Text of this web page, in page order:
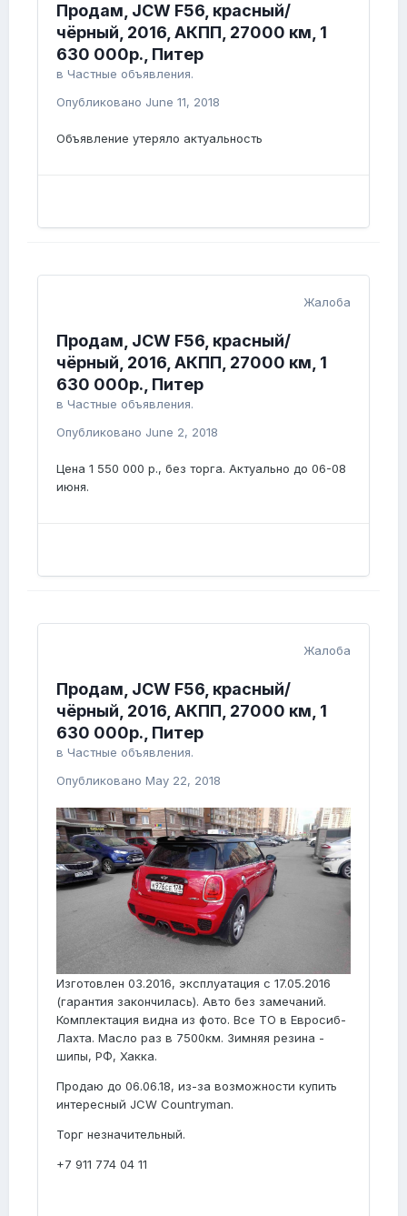
Продам, JCW F56, красный/
чёрный, 2016, АКПП, 27000 км, 1
630 000р., Питер
в Частные объявления.
Опубликовано June 11, 2018
Объявление утеряло актуальность
Жалоба
Продам, JCW F56, красный/
чёрный, 2016, АКПП, 27000 км, 1
630 000р., Питер
в Частные объявления.
Опубликовано June 2, 2018
Цена 1 550 000 р., без торга. Актуально до 06-08
июня.
Жалоба
Продам, JCW F56, красный/
чёрный, 2016, АКПП, 27000 км, 1
630 000р., Питер
в Частные объявления.
Опубликовано May 22, 2018
Изготовлен 03.2016, эксплуатация с 17.05.2016
(гарантия закончилась). Авто без замечаний.
Комплектация видна из фото. Все ТО в Евросиб-
Лахта. Масло раз в 7500км. Зимняя резина -
шипы, РФ, Хакка.
Продаю до 06.06.18, из-за возможности купить
интересный JCW Countryman.
Торг незначительный.
+7 911 774 04 11